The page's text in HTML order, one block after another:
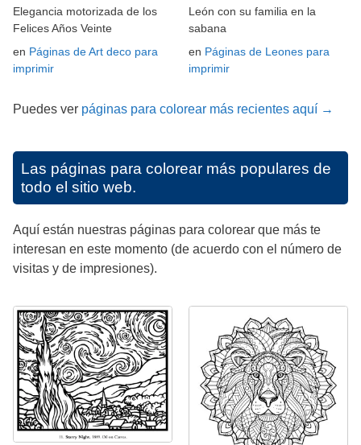
Elegancia motorizada de los
Felices Años Veinte
en Páginas de Art deco para
imprimir
León con su familia en la
sabana
en Páginas de Leones para
imprimir
Puedes ver páginas para colorear más recientes aquí →
Las páginas para colorear más populares de
todo el sitio web.
Aquí están nuestras páginas para colorear que más te
interesan en este momento (de acuerdo con el número de
visitas y de impresiones).